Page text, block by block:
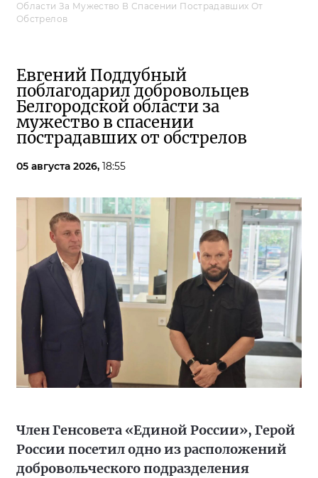
Области За Мужество В Спасении Пострадавших От
Обстрелов
Евгений Поддубный
поблагодарил добровольцев
Белгородской области за
мужество в спасении
пострадавших от обстрелов
05 августа 2026, 18:55
Член Генсовета «Единой России», Герой
России посетил одно из расположений
добровольческого подразделения